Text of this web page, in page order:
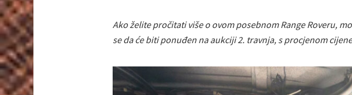
Ako želite pročitati više o ovom posebnom Range Roveru,
se da će biti ponuđen na aukciji 2. travnja, s procjenom